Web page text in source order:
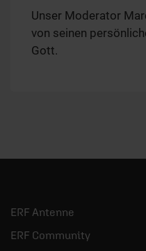
Unser Moderator
von seinen
Gott.
ERF Antenne
ERF Community